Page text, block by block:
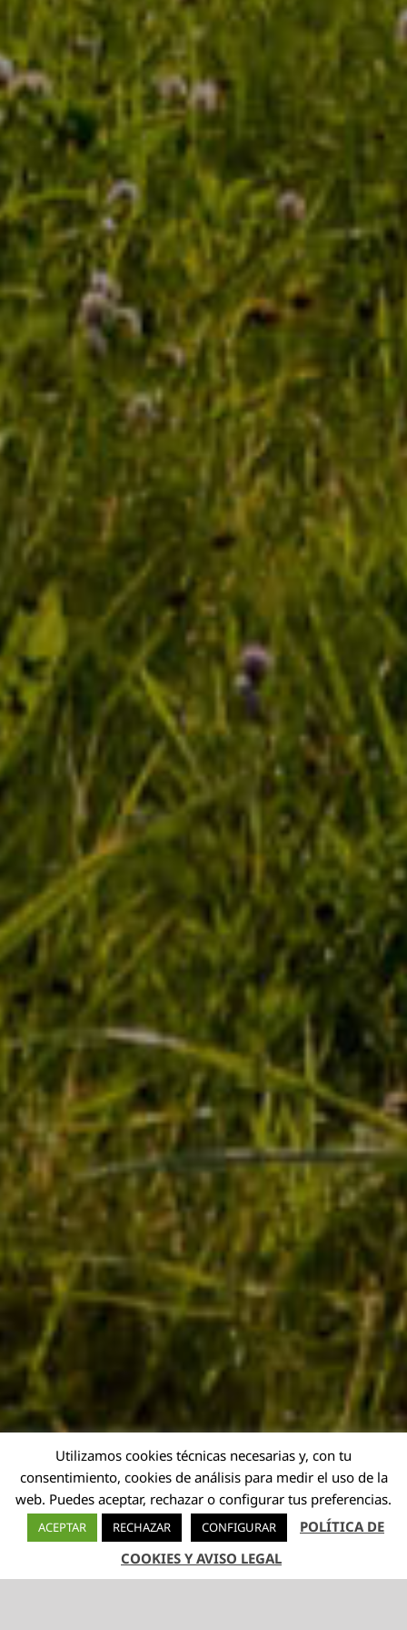
Utilizamos cookies técnicas necesarias y, con tu
consentimiento, cookies de análisis para medir el uso de la
web. Puedes aceptar, rechazar o configurar tus preferencias.
ACEPTAR RECHAZAR CONFIGURAR
POLÍTICA DE
COOKIES Y AVISO LEGAL